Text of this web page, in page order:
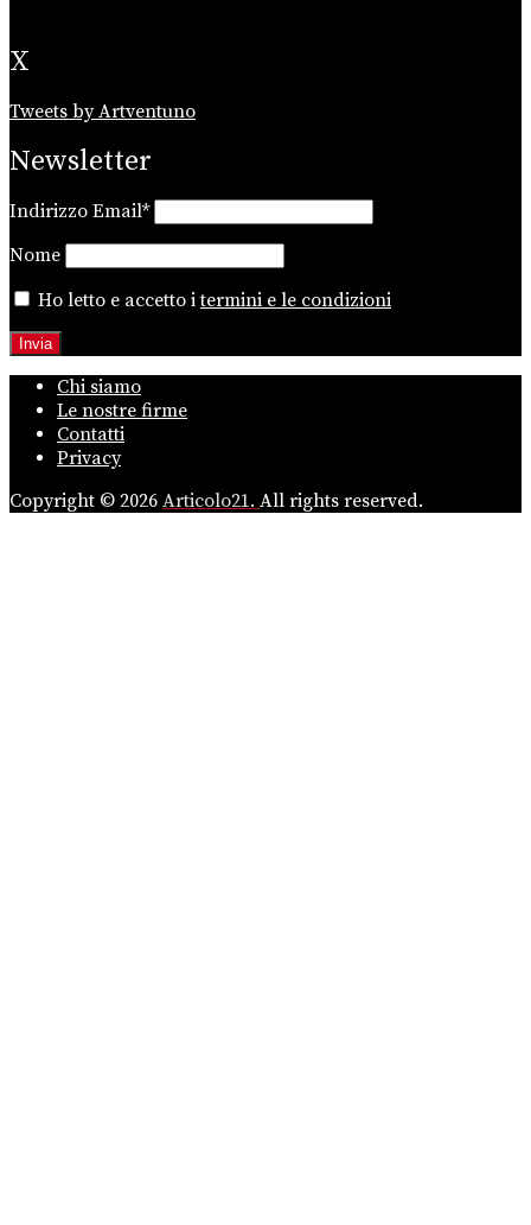
X
Tweets by Artventuno
Newsletter
Indirizzo Email*
Nome
Ho letto e accetto itermini e le condizioni
Chi siamo
Le nostre firme
Contatti
Privacy
Copyright © 2026 Articolo21. All rights reserved.